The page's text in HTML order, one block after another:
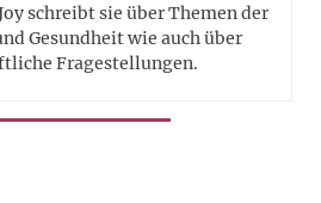
schreibt sie über Themen der
Gesundheit wie auch über
Fragestellungen.